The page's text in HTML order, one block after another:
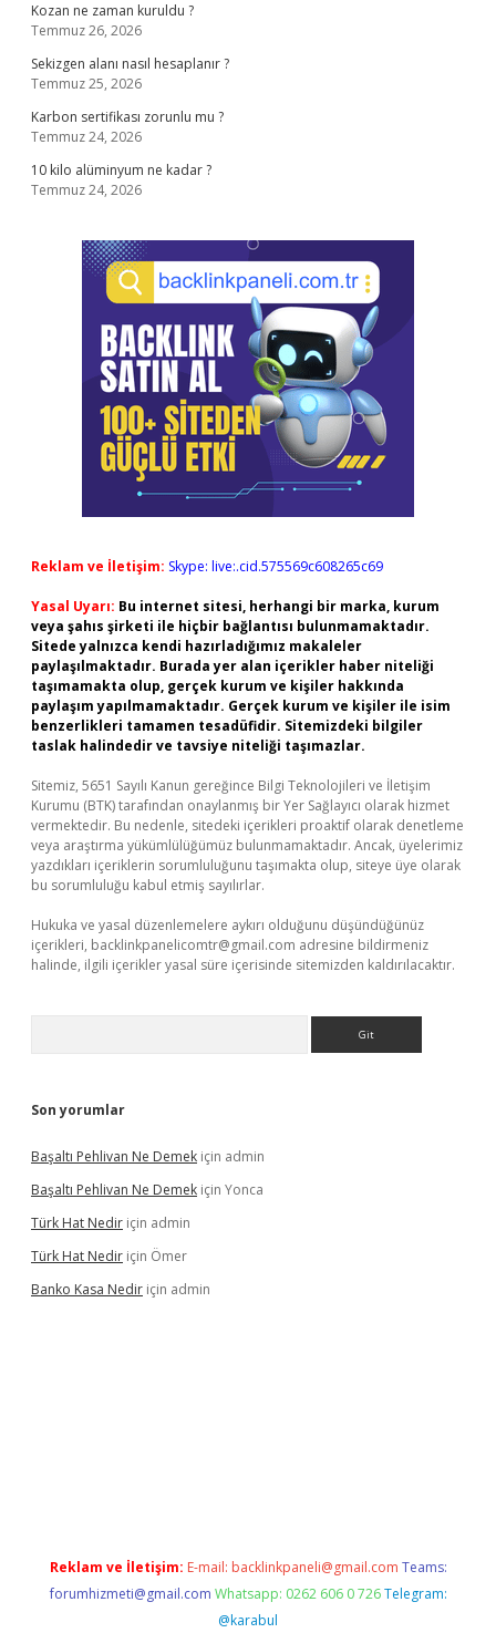
Kozan ne zaman kuruldu ?
Temmuz 26, 2026
Sekizgen alanı nasıl hesaplanır ?
Temmuz 25, 2026
Karbon sertifikası zorunlu mu ?
Temmuz 24, 2026
10 kilo alüminyum ne kadar ?
Temmuz 24, 2026
Reklam ve İletişim: Skype: live:.cid.575569c608265c69
Yasal Uyarı: Bu internet sitesi, herhangi bir marka, kurum
veya şahıs şirketi ile hiçbir bağlantısı bulunmamaktadır.
Sitede yalnızca kendi hazırladığımız makaleler
paylaşılmaktadır. Burada yer alan içerikler haber niteliği
taşımamakta olup, gerçek kurum ve kişiler hakkında
paylaşım yapılmamaktadır. Gerçek kurum ve kişiler ile isim
benzerlikleri tamamen tesadüfidir. Sitemizdeki bilgiler
taslak halindedir ve tavsiye niteliği taşımazlar.
Sitemiz, 5651 Sayılı Kanun gereğince Bilgi Teknolojileri ve İletişim
Kurumu (BTK) tarafından onaylanmış bir Yer Sağlayıcı olarak hizmet
vermektedir. Bu nedenle, sitedeki içerikleri proaktif olarak denetleme
veya araştırma yükümlülüğümüz bulunmamaktadır. Ancak, üyelerimiz
yazdıkları içeriklerin sorumluluğunu taşımakta olup, siteye üye olarak
bu sorumluluğu kabul etmiş sayılırlar.
Hukuka ve yasal düzenlemelere aykırı olduğunu düşündüğünüz
içerikleri, backlinkpanelicomtr@gmail.com adresine bildirmeniz
halinde, ilgili içerikler yasal süre içerisinde sitemizden kaldırılacaktır.
Son yorumlar
Başaltı Pehlivan Ne Demek için admin
Başaltı Pehlivan Ne Demek için Yonca
Türk Hat Nedir için admin
Türk Hat Nedir için Ömer
Banko Kasa Nedir için admin
Reklam ve İletişim: E-mail: backlinkpaneli@gmail.com Teams:
forumhizmeti@gmail.com Whatsapp: 0262 606 0 726 Telegram:
@karabul